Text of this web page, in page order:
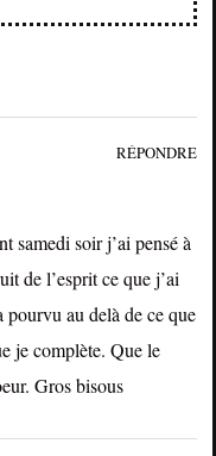
samedi soir j’ai pensé à
de l’esprit ce que j’ai
pourvu au delà de ce que
je complète. Que le
Gros bisous
RÉPONDRE